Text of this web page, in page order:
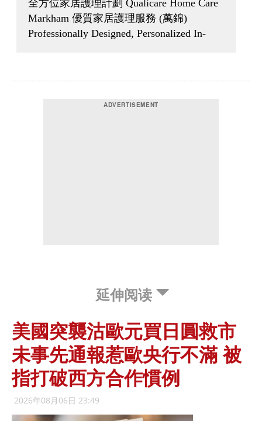
延伸阅读
美國突襲沽歐元買日圓救市
未事先通報惹歐央行不滿 被
指打破西方合作慣例
2026年08月06日 23:49